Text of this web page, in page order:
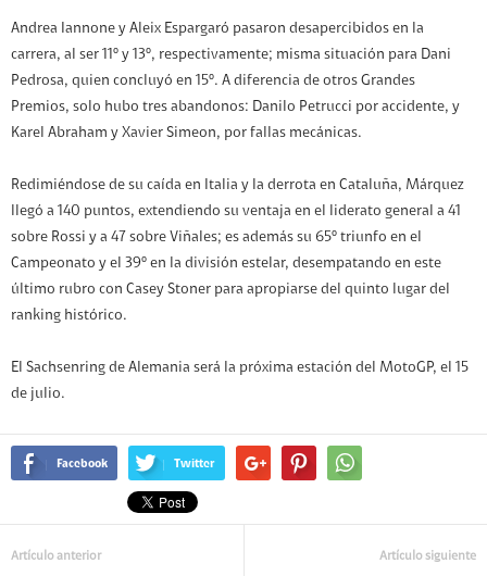
Andrea Iannone y Aleix Espargaró pasaron desapercibidos en la
carrera, al ser 11º y 13º, respectivamente; misma situación para Dani
Pedrosa, quien concluyó en 15º. A diferencia de otros Grandes
Premios, solo hubo tres abandonos: Danilo Petrucci por accidente, y
Karel Abraham y Xavier Simeon, por fallas mecánicas.
Redimiéndose de su caída en Italia y la derrota en Cataluña, Márquez
llegó a 140 puntos, extendiendo su ventaja en el liderato general a 41
sobre Rossi y a 47 sobre Viñales; es además su 65º triunfo en el
Campeonato y el 39º en la división estelar, desempatando en este
último rubro con Casey Stoner para apropiarse del quinto lugar del
ranking histórico.
El Sachsenring de Alemania será la próxima estación del MotoGP, el 15
de julio.
Facebook Twitter
Artículo anterior Artículo siguiente